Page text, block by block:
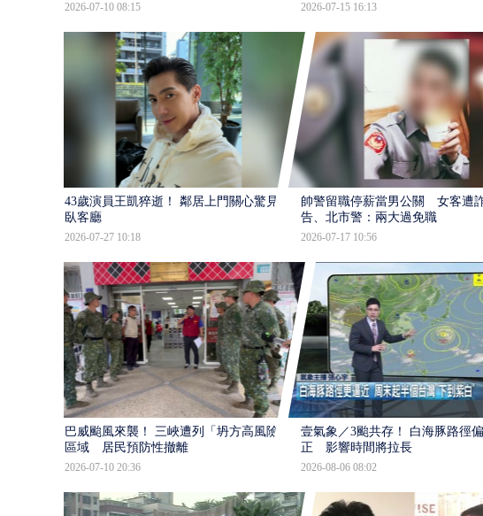
2026-07-10 08:15 2026-07-15 16:13
43歲演員王凱猝逝！ 鄰居上門關心驚見倒
臥客廳
2026-07-27 10:18
帥警留職停薪當男公關 女客遭詐
告、北市警：兩大過免職
2026-07-17 10:56
巴威颱風來襲！ 三峽遭列「坍方高風險」
區域 居民預防性撤離
2026-07-10 20:36
壹氣象／3颱共存！ 白海豚路徑
正 影響時間將拉長
2026-08-06 08:02